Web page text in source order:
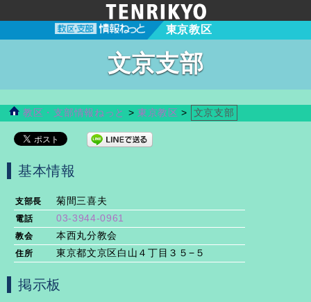
東京教区
文京支部
教区・支部情報ねっと > 東京教区 > 文京支部
基本情報
支部長 菊間三喜夫
電話 03-3944-0961
教会 本西丸分教会
住所 東京都文京区白山４丁目３５−５
掲示板